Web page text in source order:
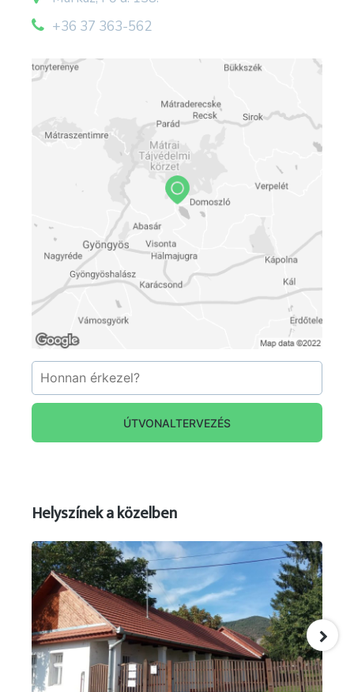
Tanács megvásárolta és a Műemlékvédelmi
Felügyelőség segítségével felújította. A
Hegedűs Istvánné, Ágnes néni – akinek szívügye
volt a régi eszközök, berendezési tárgyak
megmentése – vezetésével idős asszonyok
gyűjtötték össze a faluban még fellelhető
tárgyakat. Ágnes néni volt – 2003-ban
bekövetkezett haláláig – a ház gondnoka. Ízes
tájszólással, itt-ott tót szavakat belekeverve
mesélt az idelátogató vendégeknek. A
berendezési és felszerelési tárgyak java része a
20. század elejéről származnak.
A látogatási szándékot a könyvtárban lehet
jelezni: 37/363-562
+36 37 363-562
ÚTVONALTERVEZÉS
Helyszínek a közelben